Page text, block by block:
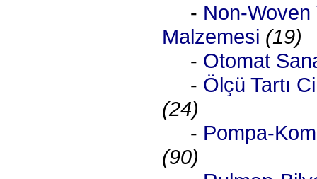
- Non-Woven
Malzemesi (19)
- Otomat
- Ölçü Tartı
(24)
- Pompa-
(90)